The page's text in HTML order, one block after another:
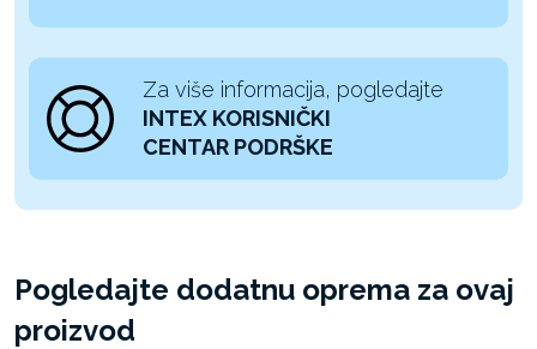
Za više informacija, pogledajte
INTEX KORISNIČKI
CENTAR PODRŠKE
Pogledajte dodatnu oprema za ovaj
proizvod